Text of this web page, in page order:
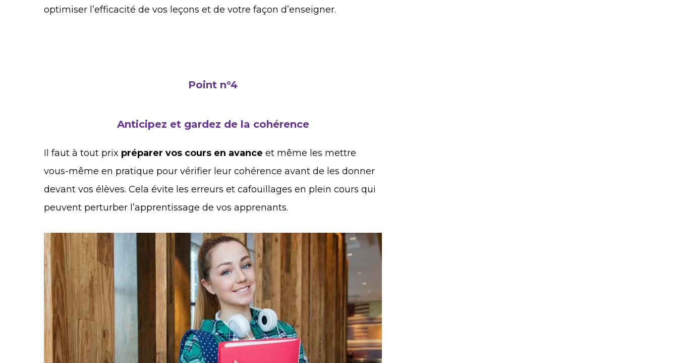
optimiser l’efficacité de vos leçons et de votre façon d’enseigner.
Point n°4
Anticipez et gardez de la cohérence
Il faut à tout prix préparer vos cours en avance et même les mettre
vous-même en pratique pour vérifier leur cohérence avant de les donner
devant vos élèves. Cela évite les erreurs et cafouillages en plein cours qui
peuvent perturber l’apprentissage de vos apprenants.